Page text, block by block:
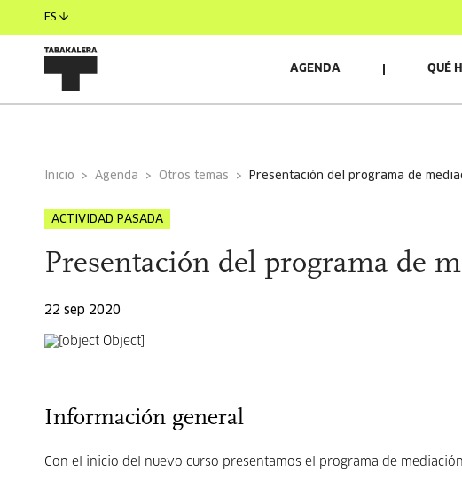
ES
AGENDA QUÉ
Inicio Agenda Otros temas presentación del programa de
ACTIVIDAD PASADA
Presentación del programa de
22 sep 2020
Información general
Con el inicio del nuevo curso presentamos el programa de